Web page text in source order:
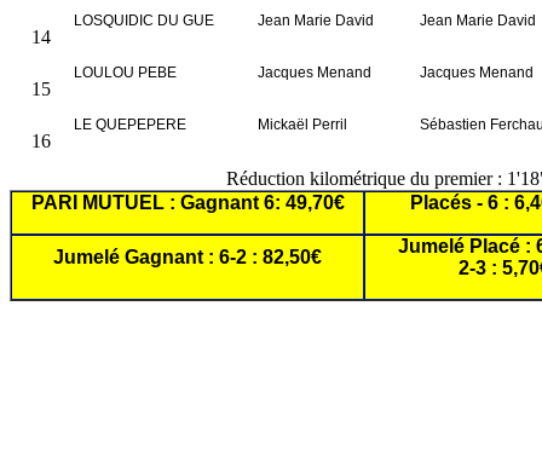
14
LOSQUIDIC DU GUE Jean Marie David Jean Marie David
15
LOULOU PEBE Jacques Menand Jacques Menand
16
LE QUEPEPERE Mickaël Perril Sébastien
Réduction kilométrique du premier :
PARI MUTUEL : Gagnant 6: 49,70€
Placés - 6 :
Jumelé Gagnant : 6-2 : 82,50€
Jumelé Placé :
2-3 :